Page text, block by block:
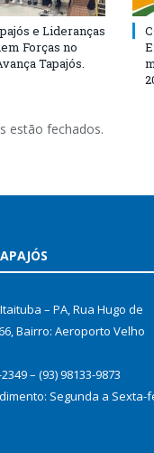
e Lideranças
Forças no
Tapajós.
estão fechados.
– PA, Rua Hugo de
Bairro: Aeroporto Velho
– (93) 98133-9873
Segunda a Sexta-